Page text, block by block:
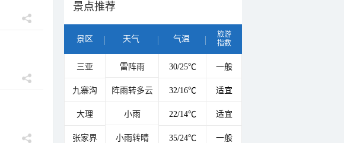
景点推荐
景区 天气 气温
旅游
指数
三亚 雷阵雨 30/25℃ 一般
九寨沟 阵雨转多云 32/16℃ 适宜
大理 小雨 22/14℃ 适宜
张家界 小雨转晴 35/24℃ 一般